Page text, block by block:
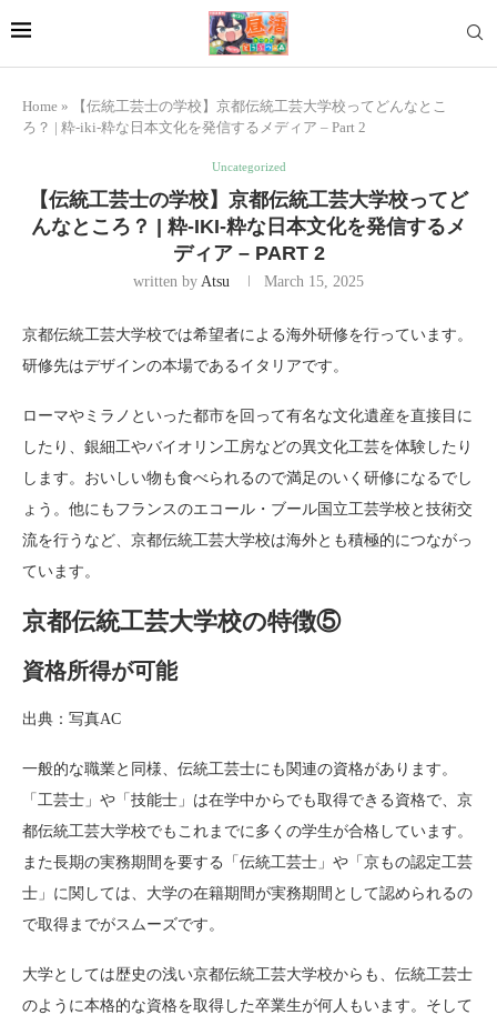
Home »
【伝統工芸士の学校】京都伝統工芸大学校ってどんなとこ
ろ？ | 粋-iki-粋な日本文化を発信するメディア – Part 2
Uncategorized
【伝統工芸士の学校】京都伝統工芸大学校ってど
んなところ？ | 粋-IKI-粋な日本文化を発信するメ
ディア – PART 2
written by Atsu March 15, 2025
京都伝統工芸大学校では希望者による海外研修を行っています。
研修先はデザインの本場であるイタリアです。
ローマやミラノといった都市を回って有名な文化遺産を直接目に
したり、銀細工やバイオリン工房などの異文化工芸を体験したり
します。おいしい物も食べられるので満足のいく研修になるでし
ょう。他にもフランスのエコール・ブール国立工芸学校と技術交
流を行うなど、京都伝統工芸大学校は海外とも積極的につながっ
ています。
京都伝統工芸大学校の特徴⑤
資格所得が可能
出典：写真AC
一般的な職業と同様、伝統工芸士にも関連の資格があります。
「工芸士」や「技能士」は在学中からでも取得できる資格で、京
都伝統工芸大学校でもこれまでに多くの学生が合格しています。
また長期の実務期間を要する「伝統工芸士」や「京もの認定工芸
士」に関しては、大学の在籍期間が実務期間として認められるの
で取得までがスムーズです。
大学としては歴史の浅い京都伝統工芸大学校からも、伝統工芸士
のように本格的な資格を取得した卒業生が何人もいます。そして